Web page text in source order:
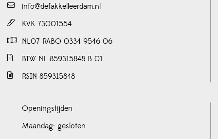
info@defakkelleerdam.nl
KVK 73001554
NL07 RABO 0334 9546 06
BTW NL 859315848 B 01
RSIN 859315848
Openingstijden
Maandag: gesloten